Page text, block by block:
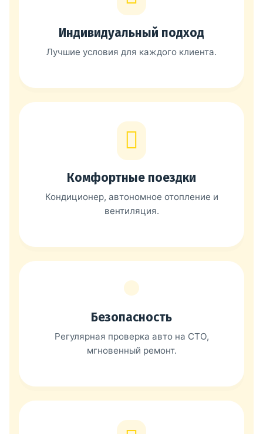
Индивидуальный подход
Лучшие условия для каждого клиента.
Комфортные поездки
Кондиционер, автономное отопление и
вентиляция.
Безопасность
Регулярная проверка авто на СТО,
мгновенный ремонт.